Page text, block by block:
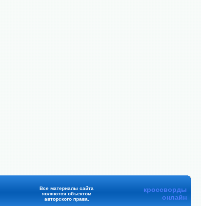
Все материалы сайта
являются объектом
авторского права.
кроссворды
онлайн